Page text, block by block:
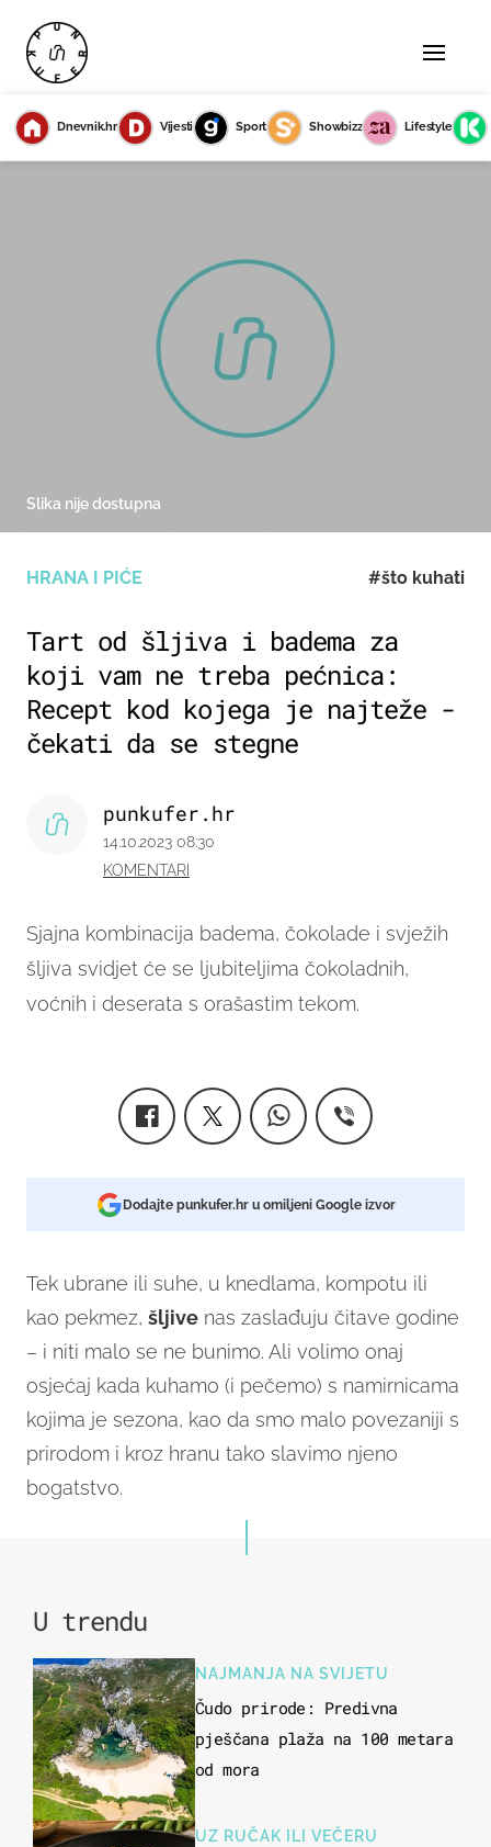
Dnevnik.hr Vijesti Sport Showbizz Lifestyle
HRANA I PIĆE #što kuhati
Tart od šljiva i badema za
koji vam ne treba pećnica:
Recept kod kojega je najteže -
čekati da se stegne
Sjajna kombinacija badema, čokolade i svježih
šljiva svidjet će se ljubiteljima čokoladnih,
voćnih i deserata s orašastim tekom.
punkufer.hr
14.10.2023 08:30
KOMENTARI
Slika nije dostupna
Dodajte punkufer.hr u omiljeni Google izvor
Tek ubrane ili suhe, u knedlama, kompotu ili
kao pekmez, šljive nas zaslađuju čitave godine
– i niti malo se ne bunimo. Ali volimo onaj
osjećaj kada kuhamo (i pečemo) s namirnicama
kojima je sezona, kao da smo malo povezaniji s
prirodom i kroz hranu tako slavimo njeno
bogatstvo.
U trendu
NAJMANJA NA SVIJETU
Čudo prirode: Predivna
pješčana plaža na 100 metara
od mora
UZ RUČAK ILI VEČERU